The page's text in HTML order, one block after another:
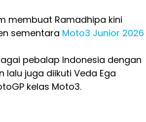
membuat Ramadhipa kini
sementara Moto3 Junior 2026
pebalap Indonesia dengan
juga diikuti Veda Ega
kelas Moto3.